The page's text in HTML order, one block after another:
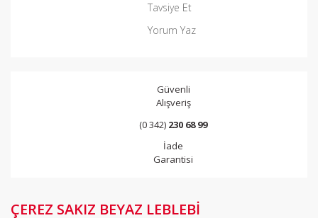
Tavsiye Et
Yorum Yaz
Güvenli
Alışveriş
(0 342) 230 68 99
İade
Garantisi
ÇEREZ SAKIZ BEYAZ LEBLEBİ